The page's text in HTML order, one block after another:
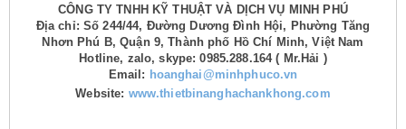
CÔNG TY TNHH KỸ THUẬT VÀ DỊCH VỤ MINH PHÚ
Địa chỉ: Số 244/44, Đường Dương Đình Hội, Phường Tăng
Nhơn Phú B, Quận 9, Thành phố Hồ Chí Minh, Việt Nam
Hotline, zalo, skype: 0985.288.164 ( Mr.Hải )
Email: hoanghai@minhphuco.vn
Website: www.thietbinanghachankhong.com